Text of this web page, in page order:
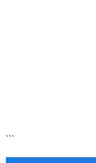
```